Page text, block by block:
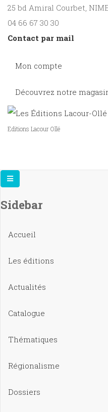
25 bd Amiral Courbet,
04 66 67 30 30
Contact par mail
Mon compte
Découvrez notre
Editions Lacour Ollé
Sidebar
Accueil
Les éditions
Actualités
Catalogue
Thématiques
Régionalisme
Dossiers